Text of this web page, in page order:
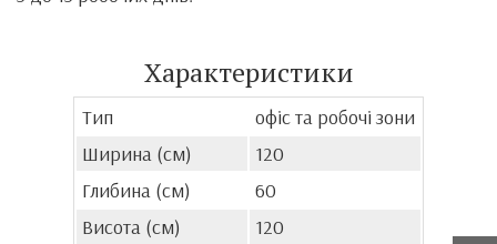
Характеристики
Тип
офіс та робочі зони
Ширина (см)
120
Глибина (см)
60
Висота (см)
120